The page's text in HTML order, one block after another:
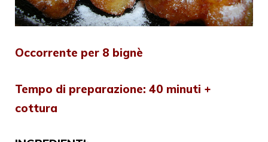
Occorrente per 8 bignè
Tempo di preparazione: 40 minuti +
cottura